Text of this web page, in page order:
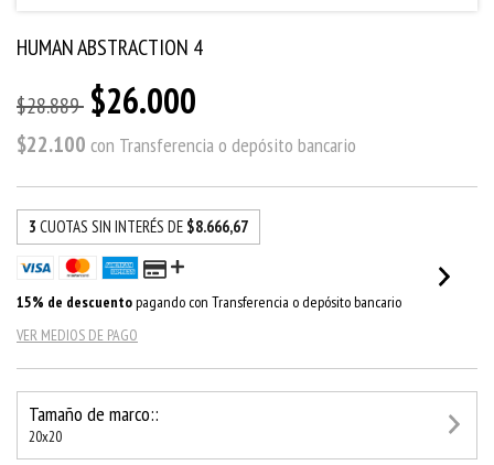
HUMAN ABSTRACTION 4
$28.889 $26.000
$22.100 con Transferencia o depósito bancario
3 CUOTAS SIN INTERÉS DE $8.666,67
15% de descuentopagando con Transferencia o depósito bancario
VER MEDIOS DE PAGO
Tamaño de marco::
20x20